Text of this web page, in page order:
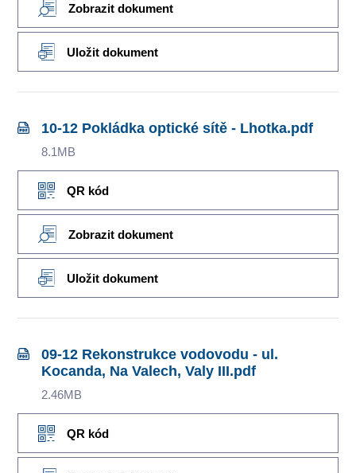
Zobrazit dokument
Uložit dokument
10-12 Pokládka optické sítě - Lhotka.pdf
8.1MB
QR kód
Zobrazit dokument
Uložit dokument
09-12 Rekonstrukce vodovodu - ul.
Kocanda, Na Valech, Valy III.pdf
2.46MB
QR kód